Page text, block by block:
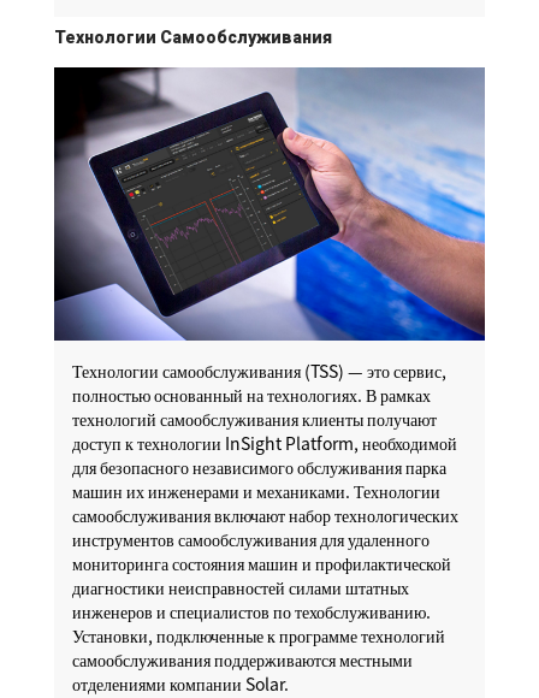
Технологии Самообслуживания
Технологии самообслуживания (TSS) — это сервис,
полностью основанный на технологиях. В рамках
технологий самообслуживания клиенты получают
доступ к технологии InSight Platform, необходимой
для безопасного независимого обслуживания парка
машин их инженерами и механиками. Технологии
самообслуживания включают набор технологических
инструментов самообслуживания для удаленного
мониторинга состояния машин и профилактической
диагностики неисправностей силами штатных
инженеров и специалистов по техобслуживанию.
Установки, подключенные к программе технологий
самообслуживания поддерживаются местными
отделениями компании Solar.